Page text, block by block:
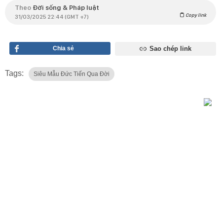
Theo Đời sống & Pháp luật
31/03/2025 22:44 (GMT +7) Copy link
Chia sẻ Sao chép link
Tags: Siêu Mẫu Đức Tiến Qua Đời